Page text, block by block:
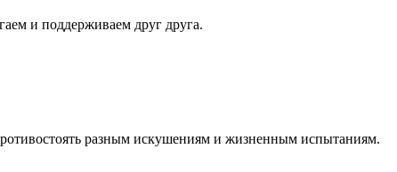
и поддерживаем друг друга.
разным искушениям и жизненным испытаниям.